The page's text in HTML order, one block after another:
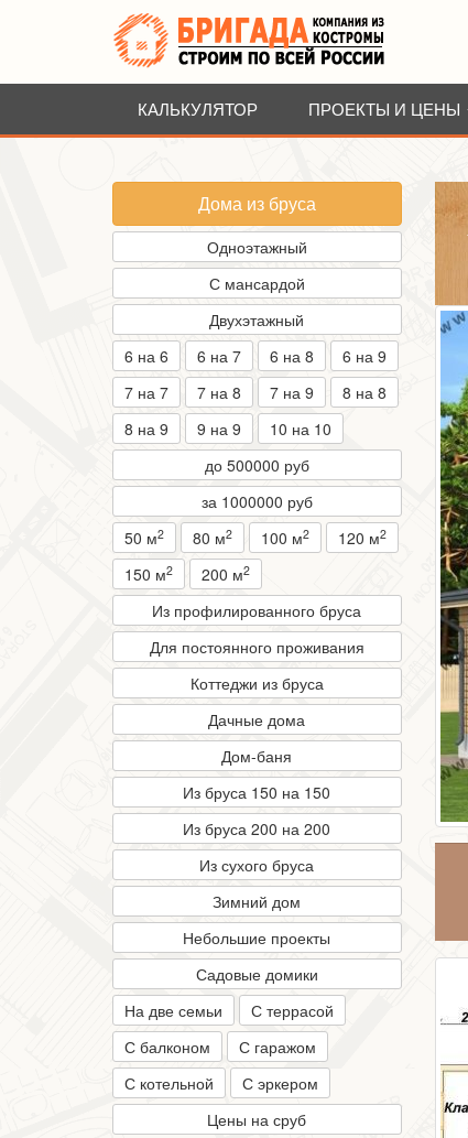
КАЛЬКУЛЯТОР ПРОЕКТЫ И ЦЕНЫ
Дома из бруса
Одноэтажный
С мансардой
Двухэтажный
6 на 6
6 на 7 6 на 8
6 на 9
7 на 7
7 на 8 7 на 9
8 на 8
8 на 9
9 на 9
10 на 10
до 500000 руб
за 1000000 руб
50 м2 80 м2 100 м2 120 м2
150 м2 200 м2
Из профилированного бруса
Для постоянного проживания
Коттеджи из бруса
Дачные дома
Дом-баня
Из бруса 150 на 150
Из бруса 200 на 200
Из сухого бруса
Зимний дом
Небольшие проекты
Садовые домики
На две семьи
С террасой
С балконом
С гаражом
С котельной
С эркером
Цены на сруб